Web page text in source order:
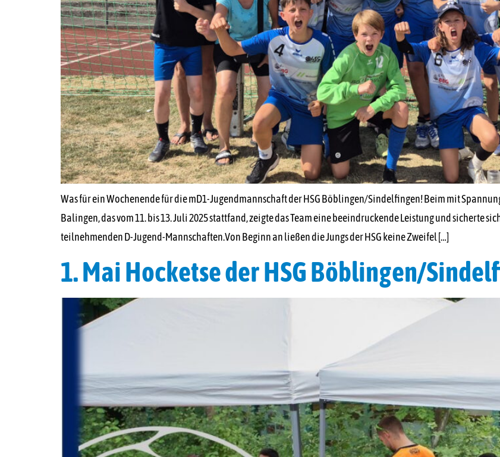
Was für ein Wochenende für die mD1-Jugendmannschaft der HSG Böblingen/Sindelfingen! Beim mit
Balingen, das vom 11. bis 13. Juli 2025 stattfand, zeigte das Team eine beeindruckende Leistung und sicherte
teilnehmenden D-Jugend-Mannschaften.Von Beginn an ließen die Jungs der HSG keine Zweifel […]
1. Mai Hocketse der HSG Böblingen/